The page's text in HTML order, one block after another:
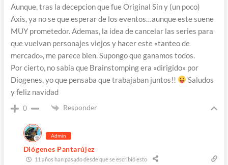
Aunque, tras la decepcion que fue Original Sin y (un poco)
Axis, ya no se que esperar de los eventos…aunque este suene
MUY prometedor. Ademas, la idea de cancelar las series para
que vuelvan personajes viejos y hacer este «tanteo de
mercado», me parece bien. Supongo que ganamos todos.
Por cierto, no sabía que Brainstomping era «dirigido» por
Diogenes, yo que pensaba que trabajaban juntos!!
Saludos
y feliz navidad
0 Responder
Admin
Diógenes Pantarújez
11 años han pasado desde que se escribió esto